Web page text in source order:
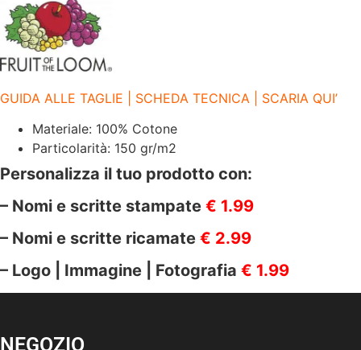
SHIRT
MANICA
CORTA
DONNA
|
A
COTONE
|
150
quantità
GUIDA ALLE TAGLIE | SCHEDA TECNICA | SCARIA QUI’
Materiale: 100% Cotone
Particolarità: 150 gr/m2
Personalizza il tuo prodotto con:
– Nomi e scritte stampate € 1.99
– Nomi e scritte ricamate € 2.99
– Logo | Immagine | Fotografia € 1.99
NEGOZIO